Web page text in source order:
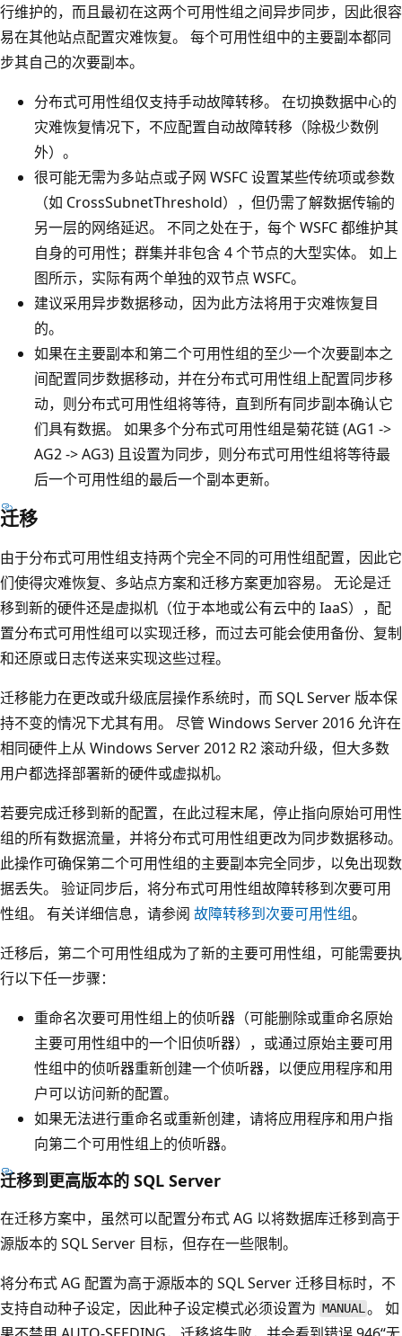
行维护的，而且最初在这两个可用性组之间异步同步，因此很容
易在其他站点配置灾难恢复。 每个可用性组中的主要副本都同
步其自己的次要副本。
分布式可用性组仅支持手动故障转移。 在切换数据中心的
灾难恢复情况下，不应配置自动故障转移（除极少数例
外）。
很可能无需为多站点或子网 WSFC 设置某些传统项或参数
（如 CrossSubnetThreshold），但仍需了解数据传输的
另一层的网络延迟。 不同之处在于，每个 WSFC 都维护其
自身的可用性；群集并非包含 4 个节点的大型实体。 如上
图所示，实际有两个单独的双节点 WSFC。
建议采用异步数据移动，因为此方法将用于灾难恢复目
的。
如果在主要副本和第二个可用性组的至少一个次要副本之
间配置同步数据移动，并在分布式可用性组上配置同步移
动，则分布式可用性组将等待，直到所有同步副本确认它
们具有数据。 如果多个分布式可用性组是菊花链 (AG1 ->
AG2 -> AG3) 且设置为同步，则分布式可用性组将等待最
后一个可用性组的最后一个副本更新。
迁移
由于分布式可用性组支持两个完全不同的可用性组配置，因此它
们使得灾难恢复、多站点方案和迁移方案更加容易。 无论是迁
移到新的硬件还是虚拟机（位于本地或公有云中的 IaaS），配
置分布式可用性组可以实现迁移，而过去可能会使用备份、复制
和还原或日志传送来实现这些过程。
迁移能力在更改或升级底层操作系统时，而 SQL Server 版本保
持不变的情况下尤其有用。 尽管 Windows Server 2016 允许在
相同硬件上从 Windows Server 2012 R2 滚动升级，但大多数
用户都选择部署新的硬件或虚拟机。
若要完成迁移到新的配置，在此过程末尾，停止指向原始可用性
组的所有数据流量，并将分布式可用性组更改为同步数据移动。
此操作可确保第二个可用性组的主要副本完全同步，以免出现数
据丢失。 验证同步后，将分布式可用性组故障转移到次要可用
性组。 有关详细信息，请参阅 故障转移到次要可用性组。
迁移后，第二个可用性组成为了新的主要可用性组，可能需要执
行以下任一步骤：
重命名次要可用性组上的侦听器（可能删除或重命名原始
主要可用性组中的一个旧侦听器），或通过原始主要可用
性组中的侦听器重新创建一个侦听器，以便应用程序和用
户可以访问新的配置。
如果无法进行重命名或重新创建，请将应用程序和用户指
向第二个可用性组上的侦听器。
迁移到更高版本的 SQL Server
在迁移方案中，虽然可以配置分布式 AG 以将数据库迁移到高于
源版本的 SQL Server 目标，但存在一些限制。
将分布式 AG 配置为高于源版本的 SQL Server 迁移目标时，不
支持自动种子设定，因此种子设定模式必须设置为 MANUAL。 如